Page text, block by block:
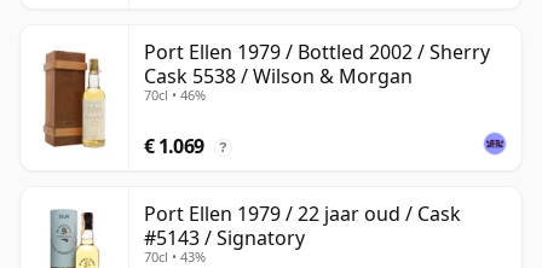
Port Ellen 1979 / Bottled 2002 / Sherry
Cask 5538 / Wilson & Morgan
70cl • 46%
€ 1.069 ?
Port Ellen 1979 / 22 jaar oud / Cask
#5143 / Signatory
70cl • 43%